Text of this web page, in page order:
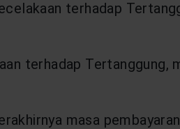
terhadap
terhadap Tertanggung,
masa